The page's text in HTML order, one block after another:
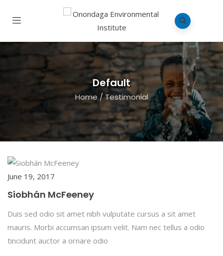
Default
Home/Testimonial
June 19, 2017
Siobhán McFeeney
Duis sed odio sit amet nibh vulputate cursus a sit amet
mauris. Morbi accumsan ipsum velit. Nam nec tellus a odio
tincidunt auctor a ornare odio